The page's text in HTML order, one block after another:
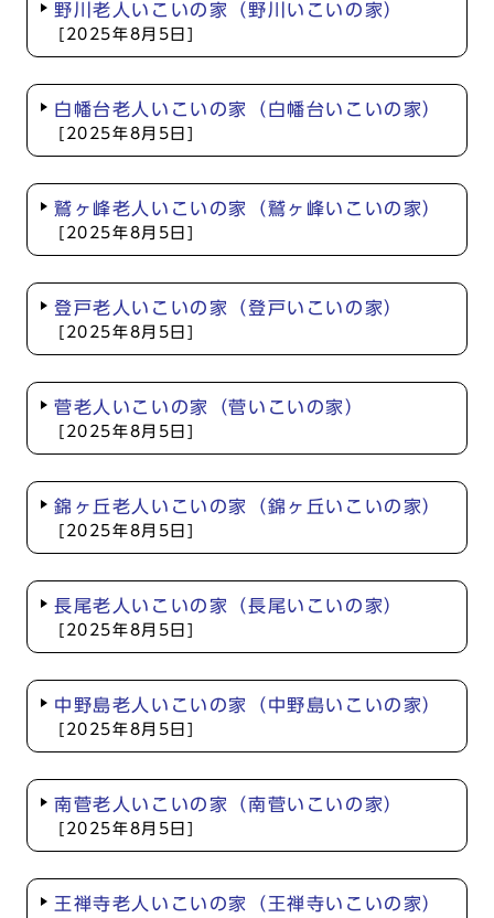
野川老人いこいの家（野川いこいの家）
[2025年8月5日]
白幡台老人いこいの家（白幡台いこいの家）
[2025年8月5日]
鷲ヶ峰老人いこいの家（鷲ヶ峰いこいの家）
[2025年8月5日]
登戸老人いこいの家（登戸いこいの家）
[2025年8月5日]
菅老人いこいの家（菅いこいの家）
[2025年8月5日]
錦ヶ丘老人いこいの家（錦ヶ丘いこいの家）
[2025年8月5日]
長尾老人いこいの家（長尾いこいの家）
[2025年8月5日]
中野島老人いこいの家（中野島いこいの家）
[2025年8月5日]
南菅老人いこいの家（南菅いこいの家）
[2025年8月5日]
王禅寺老人いこいの家（王禅寺いこいの家）